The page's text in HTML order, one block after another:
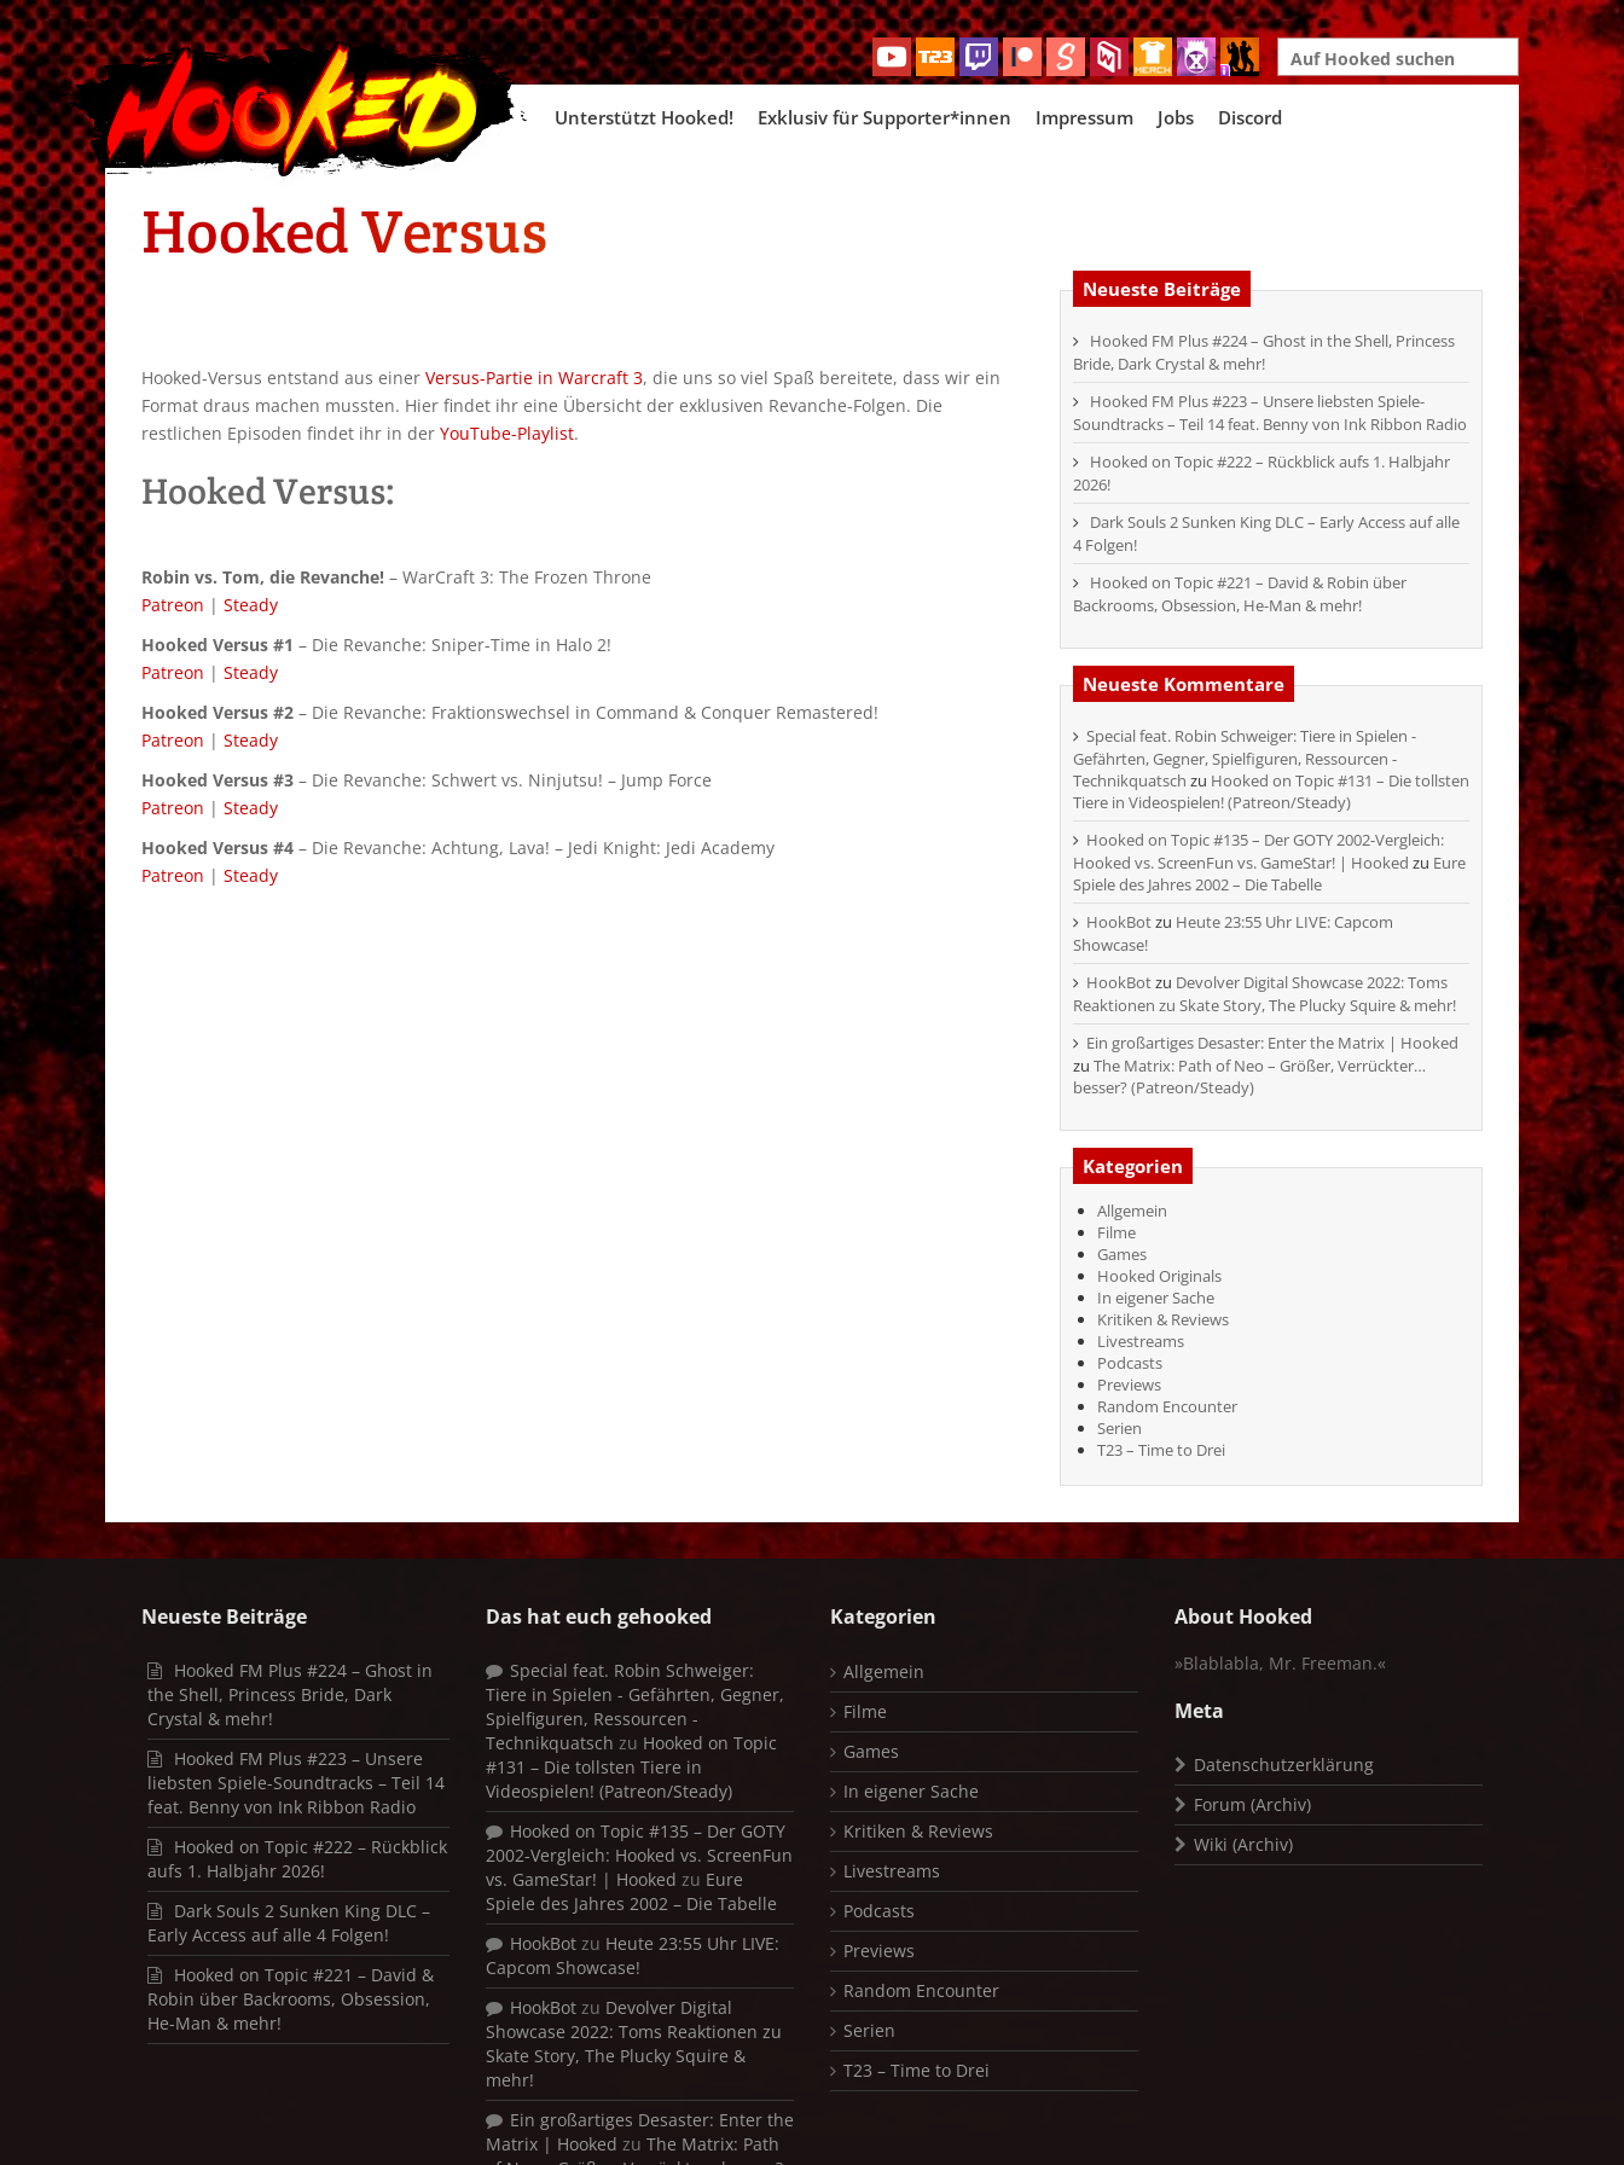
Search
for:
Skip
Unterstützt Hooked! Exklusiv für Supporter*innen Impressum Jobs Discord
Hooked Versus
Hooked-Versus entstand aus einer Versus-Partie in Warcraft 3, die uns so viel Spaß bereitete, dass wir ein
Format draus machen mussten. Hier findet ihr eine Übersicht der exklusiven Revanche-Folgen. Die
restlichen Episoden findet ihr in der YouTube-Playlist.
Hooked Versus:
Robin vs. Tom, die Revanche! – WarCraft 3: The Frozen Throne
Patreon | Steady
Hooked Versus #1 – Die Revanche: Sniper-Time in Halo 2!
Patreon | Steady
Hooked Versus #2 – Die Revanche: Fraktionswechsel in Command & Conquer Remastered!
Patreon | Steady
Hooked Versus #3 – Die Revanche: Schwert vs. Ninjutsu! – Jump Force
Patreon | Steady
Hooked Versus #4 – Die Revanche: Achtung, Lava! – Jedi Knight: Jedi Academy
Patreon | Steady
Neueste Beiträge
Hooked FM Plus #224 – Ghost in the Shell, Princess
Bride, Dark Crystal & mehr!
Hooked FM Plus #223 – Unsere liebsten Spiele-
Soundtracks – Teil 14 feat. Benny von Ink Ribbon Radio
Hooked on Topic #222 – Rückblick aufs 1. Halbjahr
2026!
Dark Souls 2 Sunken King DLC – Early Access auf alle
4 Folgen!
Hooked on Topic #221 – David & Robin über
Backrooms, Obsession, He-Man & mehr!
Neueste Kommentare
Special feat. Robin Schweiger: Tiere in Spielen -
Gefährten, Gegner, Spielfiguren, Ressourcen -
Technikquatsch zu Hooked on Topic #131 – Die tollsten
Tiere in Videospielen! (Patreon/Steady)
Hooked on Topic #135 – Der GOTY 2002-Vergleich:
Hooked vs. ScreenFun vs. GameStar! | Hooked zu Eure
Spiele des Jahres 2002 – Die Tabelle
HookBotzu Heute 23:55 Uhr LIVE: Capcom
Showcase!
HookBotzu Devolver Digital Showcase 2022: Toms
Reaktionen zu Skate Story, The Plucky Squire & mehr!
Ein großartiges Desaster: Enter the Matrix | Hooked
zu The Matrix: Path of Neo – Größer, Verrückter…
besser? (Patreon/Steady)
Kategorien
Allgemein
Filme
Games
Hooked Originals
In eigener Sache
Kritiken & Reviews
Livestreams
Podcasts
Previews
Random Encounter
Serien
T23 – Time to Drei
Neueste Beiträge
Hooked FM Plus #224 – Ghost in
the Shell, Princess Bride, Dark
Crystal & mehr!
Hooked FM Plus #223 – Unsere
liebsten Spiele-Soundtracks – Teil 14
feat. Benny von Ink Ribbon Radio
Hooked on Topic #222 – Rückblick
aufs 1. Halbjahr 2026!
Dark Souls 2 Sunken King DLC –
Early Access auf alle 4 Folgen!
Hooked on Topic #221 – David &
Robin über Backrooms, Obsession,
He-Man & mehr!
Das hat euch gehooked
Special feat. Robin Schweiger:
Tiere in Spielen - Gefährten, Gegner,
Spielfiguren, Ressourcen -
Technikquatsch zu Hooked on Topic
#131 – Die tollsten Tiere in
Videospielen! (Patreon/Steady)
Hooked on Topic #135 – Der GOTY
2002-Vergleich: Hooked vs. ScreenFun
vs. GameStar! | Hooked zu Eure
Spiele des Jahres 2002 – Die Tabelle
HookBot zu Heute 23:55 Uhr LIVE:
Capcom Showcase!
HookBot zu Devolver Digital
Showcase 2022: Toms Reaktionen zu
Skate Story, The Plucky Squire &
mehr!
Ein großartiges Desaster: Enter the
Matrix | Hooked zu The Matrix: Path
Kategorien
Allgemein
Filme
Games
In eigener Sache
Kritiken & Reviews
Livestreams
Podcasts
Previews
Random Encounter
Serien
T23 – Time to Drei
About Hooked
»Blablabla, Mr. Freeman.«
Meta
Datenschutzerklärung
Forum (Archiv)
Wiki (Archiv)